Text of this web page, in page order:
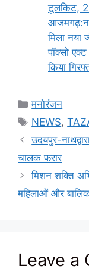
टूलकिट,
आजमगढ़:नई
मिला
पॉक्सो
किया
Categories
मनोरंजन
Tags
NEWS,
उदयपुर-
चालक फरार
मिशन शक्ति
महिलाओं और
Leave a